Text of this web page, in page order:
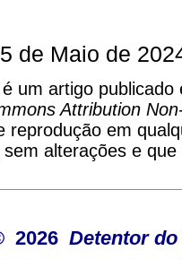
de Maio de
um artigo
Attribution
reprodução em
alterações e
2026 Detentor